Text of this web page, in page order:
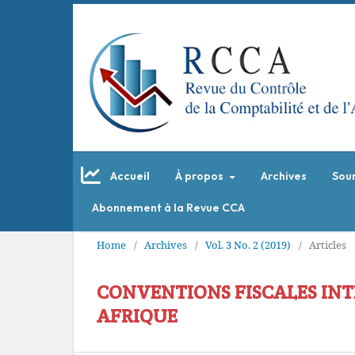
Accueil À propos Archives
Abonnement à la Revue CCA
Home / Archives / Vol. 3 No. 2 (2019) / Articles
CONVENTIONS FISCALES
AFRIQUE